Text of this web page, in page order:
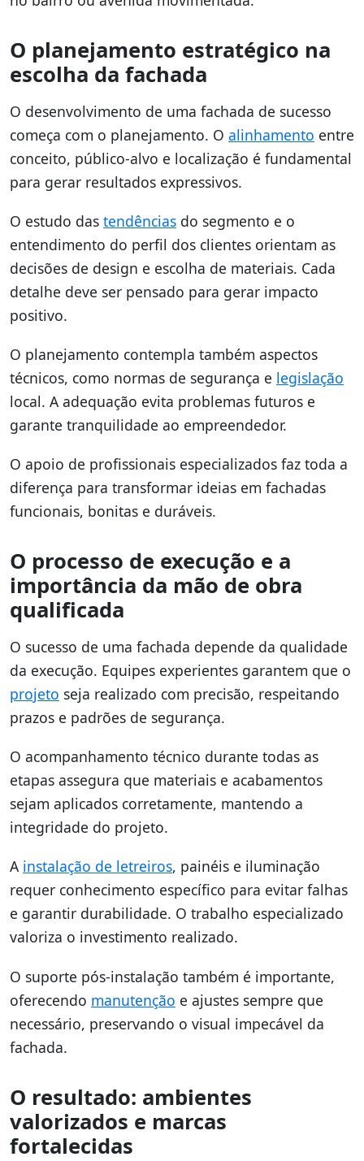
O planejamento estratégico na
escolha da fachada
O desenvolvimento de uma fachada de sucesso
começa com o planejamento. O alinhamento entre
conceito, público-alvo e localização é fundamental
para gerar resultados expressivos.
O estudo das tendências do segmento e o
entendimento do perfil dos clientes orientam as
decisões de design e escolha de materiais. Cada
detalhe deve ser pensado para gerar impacto
positivo.
O planejamento contempla também aspectos
técnicos, como normas de segurança e legislação
local. A adequação evita problemas futuros e
garante tranquilidade ao empreendedor.
O apoio de profissionais especializados faz toda a
diferença para transformar ideias em fachadas
funcionais, bonitas e duráveis.
O processo de execução e a
importância da mão de obra
qualificada
O sucesso de uma fachada depende da qualidade
da execução. Equipes experientes garantem que o
projeto seja realizado com precisão, respeitando
prazos e padrões de segurança.
O acompanhamento técnico durante todas as
etapas assegura que materiais e acabamentos
sejam aplicados corretamente, mantendo a
integridade do projeto.
A instalação de letreiros, painéis e iluminação
requer conhecimento específico para evitar falhas
e garantir durabilidade. O trabalho especializado
valoriza o investimento realizado.
O suporte pós-instalação também é importante,
oferecendo manutenção e ajustes sempre que
necessário, preservando o visual impecável da
fachada.
O resultado: ambientes
valorizados e marcas
fortalecidas